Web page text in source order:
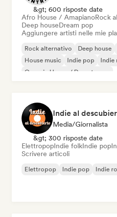
&gt; 600 risposte date
Afro House / AmapianoRock
Deep houseDream pop
Aggiungere artisti nelle mie
Rock alternativo Deep house
House music
Indie pop
Indie
Organic House / Downtempo
Indie al
Media/Giornalista
&gt; 300 risposte date
ElettropopIndie folkIndie pop
Scrivere articoli
Elettropop Indie pop Indie